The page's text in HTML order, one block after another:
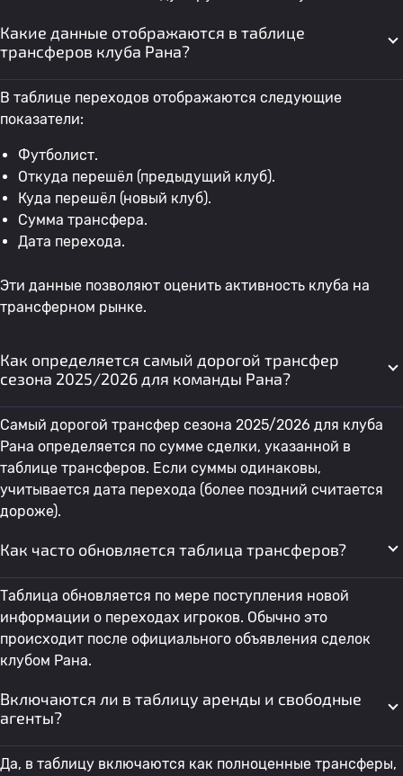
Какие данные отображаются в таблице
трансферов клуба Рана?
В таблице переходов отображаются следующие
показатели:
Футболист.
Откуда перешёл (предыдущий клуб).
Куда перешёл (новый клуб).
Сумма трансфера.
Дата перехода.
Эти данные позволяют оценить активность клуба на
трансферном рынке.
Как определяется самый дорогой трансфер
сезона 2025/2026 для команды Рана?
Самый дорогой трансфер сезона 2025/2026 для клуба
Рана определяется по сумме сделки, указанной в
таблице трансферов. Если суммы одинаковы,
учитывается дата перехода (более поздний считается
дороже).
Как часто обновляется таблица трансферов?
Таблица обновляется по мере поступления новой
информации о переходах игроков. Обычно это
происходит после официального объявления сделок
клубом Рана.
Включаются ли в таблицу аренды и свободные
агенты?
Да, в таблицу включаются как полноценные трансферы,